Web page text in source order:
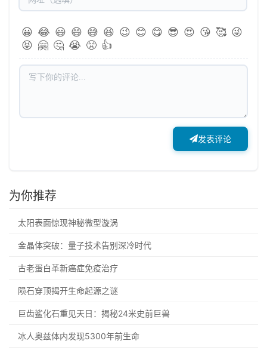
😀 😂 😃 😄 😅 😆 😉 😊 😋 😎 😍 😘 🥰 😜
😝 🤗 🤔 😭 😤 👍
发表评论
为你推荐
太阳表面惊现神秘微型漩涡
金晶体突破：量子技术告别深冷时代
古老蛋白革新癌症免疫治疗
陨石穿顶揭开生命起源之谜
巨齿鲨化石重见天日：揭秘24米史前巨兽
冰人奥兹体内发现5300年前生命